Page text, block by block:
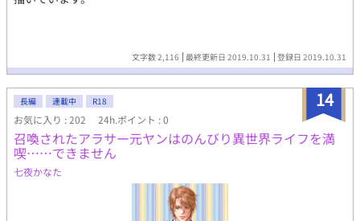
文字数 2,116 最終更新日 2019.10.31 登録日 2019.10.31
14
長編 連載中 R18
お気に入り : 202 24h.ポイント : 0
召喚されたアラサー元ヤンはのんびり異世界ライフを満
喫……できません
七夜かなた